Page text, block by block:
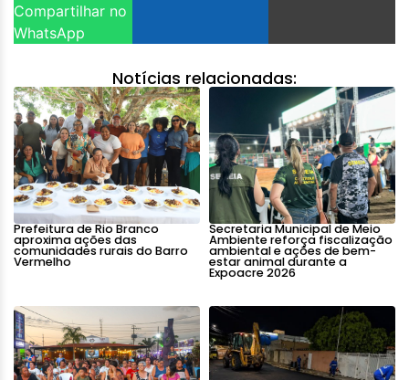
Compartilhar no
WhatsApp
Notícias relacionadas:
Prefeitura de Rio Branco
aproxima ações das
comunidades rurais do Barro
Vermelho
Secretaria Municipal de Meio
Ambiente reforça fiscalização
ambiental e ações de bem-
estar animal durante a
Expoacre 2026